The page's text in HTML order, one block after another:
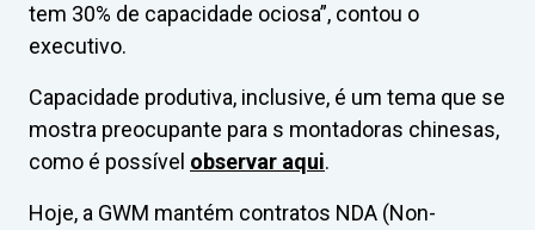
tem 30% de capacidade ociosa”, contou o
executivo.
Capacidade produtiva, inclusive, é um tema que se
mostra preocupante para s montadoras chinesas,
como é possível observar aqui.
Hoje, a GWM mantém contratos NDA (Non-